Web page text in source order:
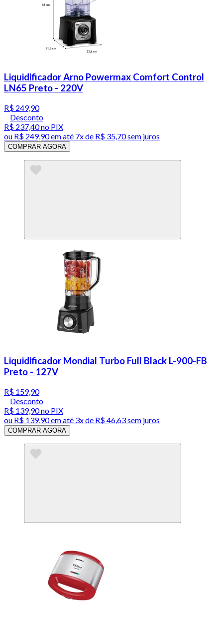
Liquidificador Arno Powermax Comfort Control
LN65 Preto - 220V
R$ 249,90
Desconto
R$ 237,40no PIX
ou R$ 249,90em até 7x de R$ 35,70 sem juros
COMPRAR AGORA
Liquidificador Mondial Turbo Full Black L-900-FB
Preto - 127V
R$ 159,90
Desconto
R$ 139,90no PIX
ou R$ 139,90em até 3x de R$ 46,63 sem juros
COMPRAR AGORA